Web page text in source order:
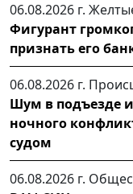
06.08.2026 г.
Фигурант
признать его
06.08.2026 г.
Шум в подъезде
ночного
судом
06.08.2026 г.